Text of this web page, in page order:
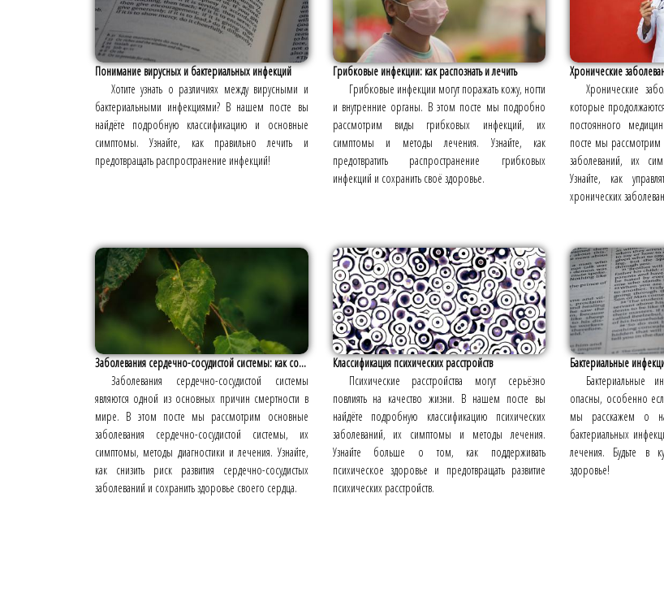
Понимание вирусных и бактериальных инфекций
Хотите узнать о различиях между вирусными и
бактериальными инфекциями? В нашем посте вы
найдёте подробную классификацию и основные
симптомы. Узнайте, как правильно лечить и
предотвращать распространение инфекций!
Грибковые инфекции: как распознать и лечить
Грибковые инфекции могут поражать кожу, ногти
и внутренние органы. В этом посте мы подробно
рассмотрим виды грибковых инфекций, их
симптомы и методы лечения. Узнайте, как
предотвратить распространение грибковых
инфекций и сохранить своё здоровье.
Хронические
Хронические
которые
постоянного
посте мы
заболеваний, их
Узнайте, как
хронических
Заболевания сердечно-сосудистой системы: как со...
Заболевания сердечно-сосудистой системы
являются одной из основных причин смертности в
мире. В этом посте мы рассмотрим основные
заболевания сердечно-сосудистой системы, их
симптомы, методы диагностики и лечения. Узнайте,
как снизить риск развития сердечно-сосудистых
заболеваний и сохранить здоровье своего сердца.
Классификация психических расстройств
Психические расстройства могут серьёзно
повлиять на качество жизни. В нашем посте вы
найдёте подробную классификацию психических
заболеваний, их симптомы и методы лечения.
Узнайте больше о том, как поддерживать
психическое здоровье и предотвращать развитие
психических расстройств.
Бактериальные
Бактериальные
опасны, особенно
мы расскажем о
бактериальных
лечения. Будьте в
здоровье!